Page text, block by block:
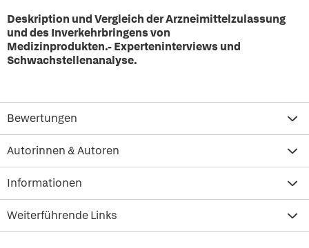
Deskription und Vergleich der Arzneimittelzulassung
und des Inverkehrbringens von
Medizinprodukten.- Experteninterviews und
Schwachstellenanalyse.
Bewertungen
Autorinnen & Autoren
Informationen
Weiterführende Links